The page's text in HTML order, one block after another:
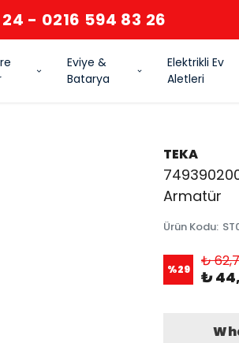
- 0216 594 83 26
Eviye &
Batarya
Elektrikli Ev
Aletleri
TEKA
Armatür
Ürün Kodu:
%29 ₺
₺